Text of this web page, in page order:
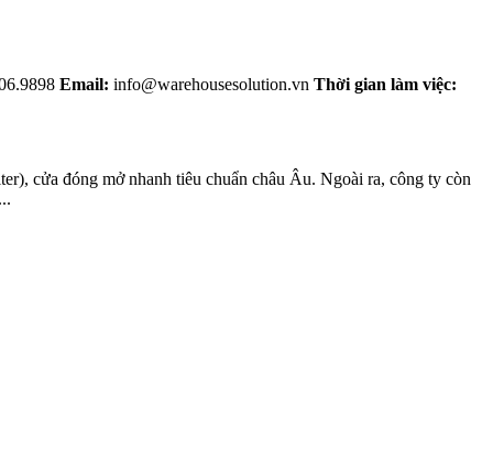
Email: info@warehousesolution.vn Thời gian làm việc:
cửa đóng mở nhanh tiêu chuẩn châu Âu. Ngoài ra, công ty còn